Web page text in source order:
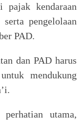
pajak kendaraan
pengelolaan
PAD.
dan PAD harus
mendukung
utama,